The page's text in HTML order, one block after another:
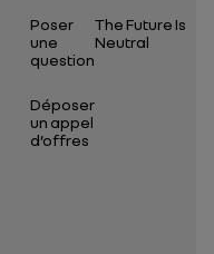
Poser
une
question
Déposer
un appel
d’offres
The Future Is
Neutral